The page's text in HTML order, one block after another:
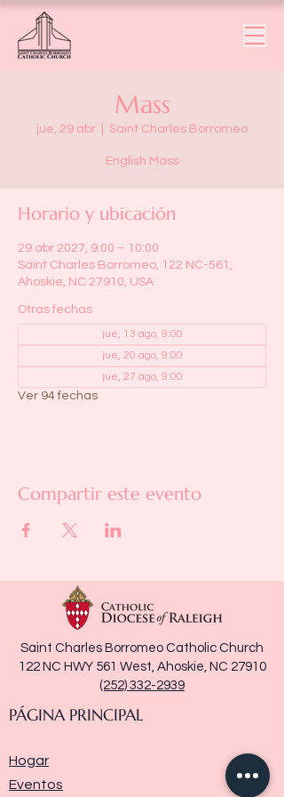
Mass
jue, 29 abr Saint Charles Borromeo
English Mass
Horario y ubicación
29 abr 2027, 9:00 – 10:00
Saint Charles Borromeo, 122 NC-561,
Ahoskie, NC 27910, USA
Otras fechas
jue, 13 ago, 9:00
jue, 20 ago, 9:00
jue, 27 ago, 9:00
Ver 94 fechas
Compartir este evento
Saint Charles Borromeo Catholic Church
122 NC HWY 561 West, Ahoskie, NC 27910
(252) 332-2939
PÁGINA PRINCIPAL
Hogar
Eventos